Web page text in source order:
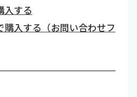
入する
購入する（お問い合わせフ